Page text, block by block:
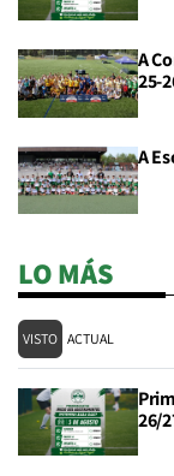
A
25-
A
LO MÁS
VISTO ACTUAL
26/